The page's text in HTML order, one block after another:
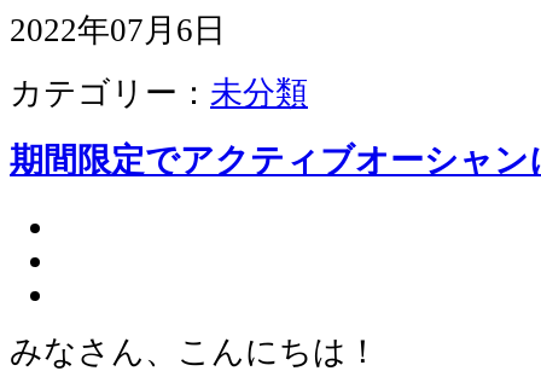
2022年07月6日
カテゴリー： 未分類
期間限定でアクティブオーシャン
みなさん、こんにちは！